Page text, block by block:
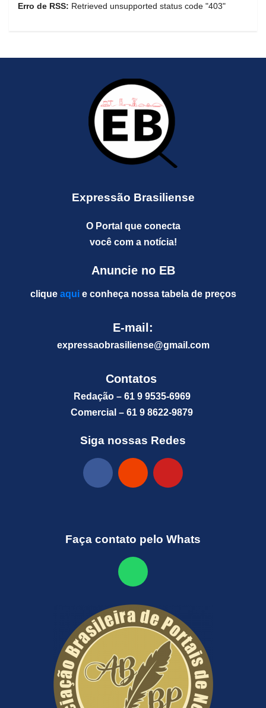
Erro de RSS: Retrieved unsupported status code "403"
Expressão Brasiliense
O Portal que conecta
você com a notícia!
Anuncie no EB
clique aquie conheça nossa tabela de preços
E-mail:
expressaobrasiliense@gmail.com
Contatos
Redação – 61 9 9535-6969
Comercial – 61 9 8622-9879
Siga nossas Redes
Faça contato pelo Whats